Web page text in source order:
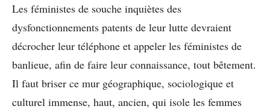
Les féministes de souche inquiètes des
dysfonctionnements patents de leur lutte devraient
décrocher leur téléphone et appeler les féministes de
banlieue, afin de faire leur connaissance, tout bêtement.
Il faut briser ce mur géographique, sociologique et
culturel immense, haut, ancien, qui isole les femmes